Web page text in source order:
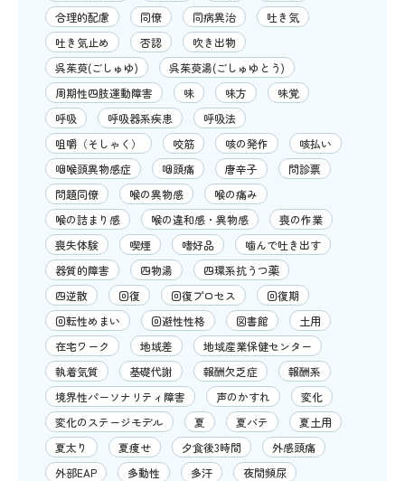
合理的配慮
同僚 同病異治
吐き気
吐き気止め
否認
吹き出物
呉茱萸(ごしゅゆ)
呉茱萸湯(ごしゅゆとう)
周期性四肢運動障害
味 味方
味覚
呼吸
呼吸器系疾患
呼吸法
咀嚼（そしゃく）
咬筋 咳の発作
咳払い
咽喉頭異物感症
咽頭痛 唐辛子
問診票
問題同僚
喉の異物感
喉の痛み
喉の詰まり感
喉の違和感・異物感
喪の作業
喪失体験
喫煙 嗜好品
噛んで吐き出す
器質的障害
四物湯
四環系抗うつ薬
四逆散
回復 回復プロセス
回復期
回転性めまい
回避性性格 図書館
土用
在宅ワーク
地域差
地域産業保健センター
執着気質
基礎代謝 報酬欠乏症
報酬系
境界性パーソナリティ障害
声のかすれ
変化
変化のステージモデル
夏 夏バテ
夏土用
夏太り
夏痩せ 夕食後3時間
外感頭痛
外部EAP
多動性 多汗
夜間頻尿